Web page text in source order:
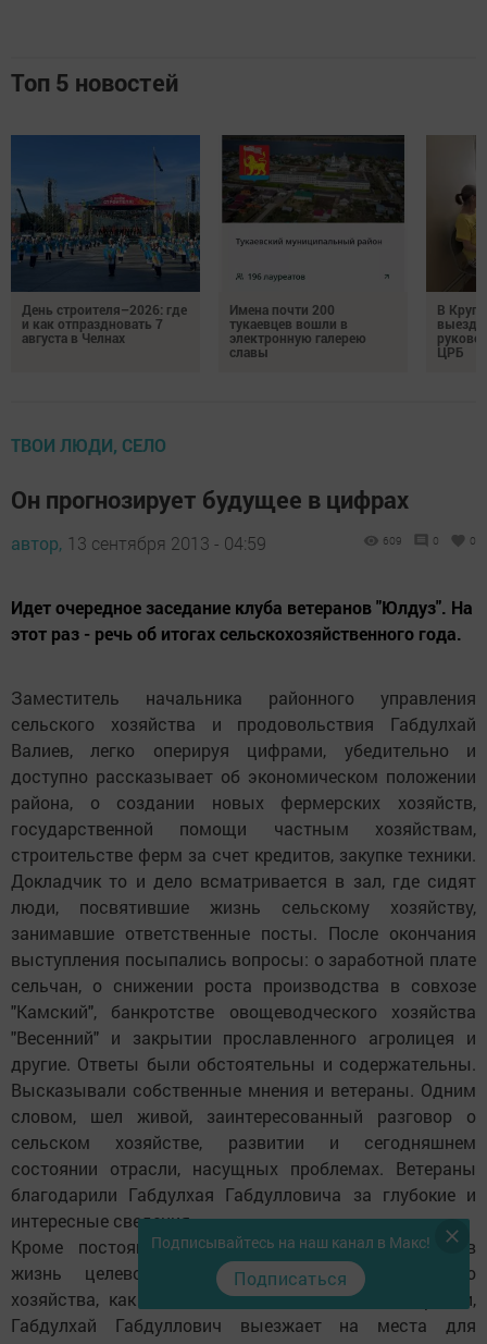
Топ 5 новостей
День строителя–2026: где
и как отпраздновать 7
августа в Челнах
Имена почти 200
тукаевцев вошли в
электронную галерею
славы
В
ЦРБ
ТВОИ ЛЮДИ, СЕЛО
Он прогнозирует будущее в цифрах
автор, 13 сентября 2013 - 04:59 609 0 0
Идет очередное заседание клуба ветеранов "Юлдуз". На
этот раз - речь об итогах сельскохозяйственного года.
Заместитель начальника районного управления
сельского хозяйства и продовольствия Габдулхай
Валиев, легко оперируя цифрами, убедительно и
доступно рассказывает об экономическом положении
района, о создании новых фермерских хозяйств,
государственной помощи частным хозяйствам,
строительстве ферм за счет кредитов, закупке техники.
Докладчик то и дело всматривается в зал, где сидят
люди, посвятившие жизнь сельскому хозяйству,
занимавшие ответственные посты. После окончания
выступления посыпались вопросы: о заработной плате
сельчан, о снижении роста производства в совхозе
"Камский", банкротстве овощеводческого хозяйства
"Весенний" и закрытии прославленного агролицея и
другие. Ответы были обстоятельны и содержательны.
Высказывали собственные мнения и ветераны. Одним
словом, шел живой, заинтересованный разговор о
сельском хозяйстве, развитии и сегодняшнем
состоянии отрасли, насущных проблемах. Ветераны
благодарили Габдулхая Габдулловича за глубокие и
интересные сведения.
Кроме постоянного контроля над претворением в
жизнь целевой программы развития сельского
хозяйства, как опытный специалист данной отрасли,
Габдулхай Габдуллович выезжает на места для
Подписывайтесь на наш канал в Макс!
Подписаться